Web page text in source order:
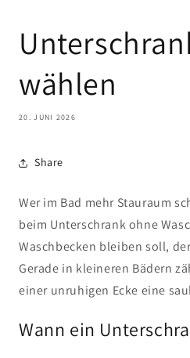
wählen
20. JUNI 2026
Share
Wer im Bad mehr Stauraum
beim Unterschrank ohne
Waschbecken bleiben soll,
Gerade in kleineren Bädern
einer unruhigen Ecke eine
Wann ein